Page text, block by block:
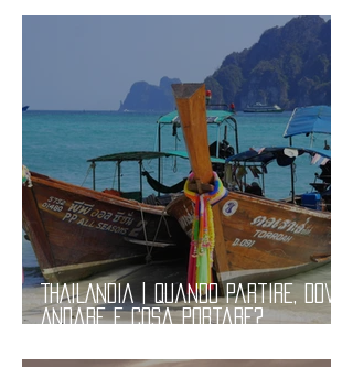
THAILANDIA | Quando Partire, Dove
Andare e Cosa Portare?